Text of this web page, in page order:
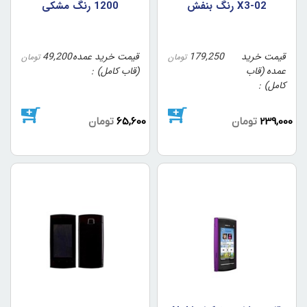
X3-02 رنگ بنفش
قیمت خرید
عمده (قاب
کامل)
179,250 تومان
239,000 تومان
1200 رنگ مشکي
قیمت خرید عمده
(قاب کامل)
49,200 تومان
65,600 تومان